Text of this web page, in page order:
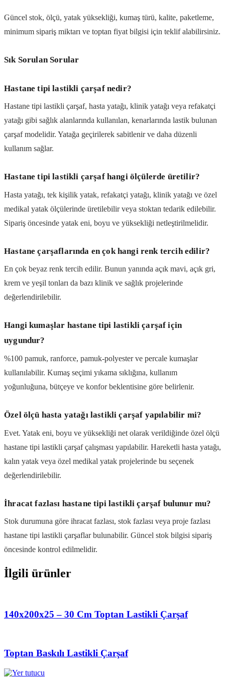
Güncel stok, ölçü, yatak yüksekliği, kumaş türü, kalite, paketleme,
minimum sipariş miktarı ve toptan fiyat bilgisi için teklif alabilirsiniz.
Sık Sorulan Sorular
Hastane tipi lastikli çarşaf nedir?
Hastane tipi lastikli çarşaf, hasta yatağı, klinik yatağı veya refakatçi
yatağı gibi sağlık alanlarında kullanılan, kenarlarında lastik bulunan
çarşaf modelidir. Yatağa geçirilerek sabitlenir ve daha düzenli
kullanım sağlar.
Hastane tipi lastikli çarşaf hangi ölçülerde üretilir?
Hasta yatağı, tek kişilik yatak, refakatçi yatağı, klinik yatağı ve özel
medikal yatak ölçülerinde üretilebilir veya stoktan tedarik edilebilir.
Sipariş öncesinde yatak eni, boyu ve yüksekliği netleştirilmelidir.
Hastane çarşaflarında en çok hangi renk tercih edilir?
En çok beyaz renk tercih edilir. Bunun yanında açık mavi, açık gri,
krem ve yeşil tonları da bazı klinik ve sağlık projelerinde
değerlendirilebilir.
Hangi kumaşlar hastane tipi lastikli çarşaf için
uygundur?
%100 pamuk, ranforce, pamuk-polyester ve percale kumaşlar
kullanılabilir. Kumaş seçimi yıkama sıklığına, kullanım
yoğunluğuna, bütçeye ve konfor beklentisine göre belirlenir.
Özel ölçü hasta yatağı lastikli çarşaf yapılabilir mi?
Evet. Yatak eni, boyu ve yüksekliği net olarak verildiğinde özel ölçü
hastane tipi lastikli çarşaf çalışması yapılabilir. Hareketli hasta yatağı,
kalın yatak veya özel medikal yatak projelerinde bu seçenek
değerlendirilebilir.
İhracat fazlası hastane tipi lastikli çarşaf bulunur mu?
Stok durumuna göre ihracat fazlası, stok fazlası veya proje fazlası
hastane tipi lastikli çarşaflar bulunabilir. Güncel stok bilgisi sipariş
öncesinde kontrol edilmelidir.
İlgili ürünler
140x200x25 – 30 Cm Toptan Lastikli Çarşaf
Toptan Baskılı Lastikli Çarşaf